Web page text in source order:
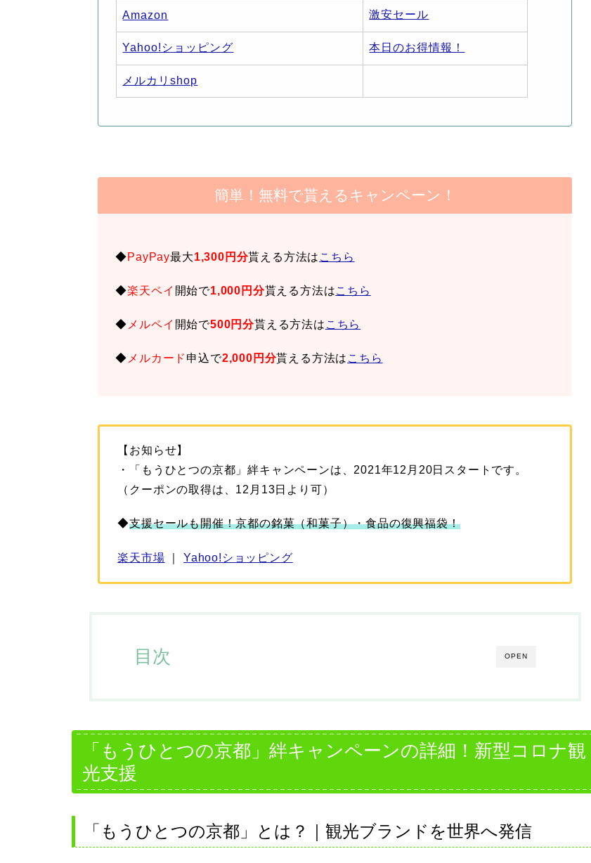
Amazon 激安セール
Yahoo!ショッピング 本日のお得情報！
メルカリshop
簡単！無料で貰えるキャンペーン！
◆PayPay最大1,300円分貰える方法は こちら
◆楽天ペイ 開始で1,000円分貰える方法はこちら
◆ メルペイ 開始で500円分貰える方法は こちら
◆ メルカード 申込で2,000円分貰える方法は こちら
【お知らせ】
・「もうひとつの京都」絆キャンペーンは、2021年12月20日スタートです。
（クーポンの取得は、12月13日より可）
◆支援セールも開催！京都の銘菓（和菓子）・食品の復興福袋！
楽天市場 ｜Yahoo!ショッピング
OPEN
目次
「もうひとつの京都」絆キャンペーンの詳細！新型コロナ観
光支援
「もうひとつの京都」とは？｜観光ブランドを世界へ発信